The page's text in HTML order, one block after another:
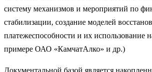
систему механизмов и мероприятий по
стабилизации, создание моделей
платежеспособности и их использование
примере ОАО «КамчатАлко» и др.)
Документальной базой является